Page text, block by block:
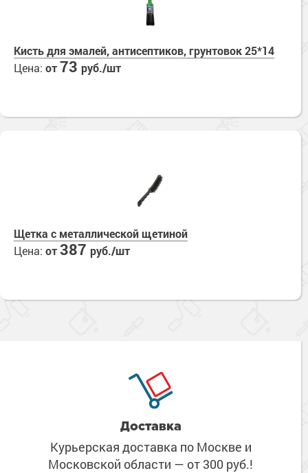
Кисть для эмалей, антисептиков, грунтовок 25*14
Цена: от73 руб./шт
Щетка с металлической щетиной
Цена: от387 руб./шт
Доставка
Курьерская доставка по Москве и
Московской области — от 300 руб.!